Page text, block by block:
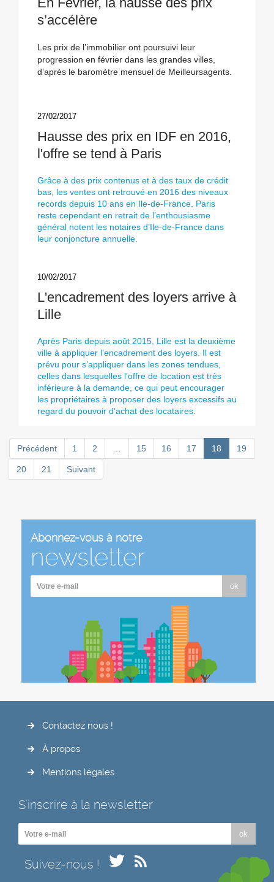
s’accélère
Les prix de l’immobilier ont poursuivi leur
progression en février dans les grandes villes,
d’après le baromètre mensuel de Meilleursagents.
27/02/2017
Hausse des prix en IDF en 2016,
l'offre se tend à Paris
Grâce à des prix contenus et à des taux de crédit
bas, les ventes ont retrouvé en 2016 des niveaux
records depuis 10 ans en Ile-de-France. Paris
reste cependant en retrait de l’enthousiasme
général notent les notaires d’Ile-de-France dans
leur conjoncture annuelle.
10/02/2017
L'encadrement des loyers arrive à
Lille
Après Paris depuis août 2015, Lille est la deuxième
ville à appliquer l’encadrement des loyers. Il est
prévu pour s’appliquer dans les zones tendues,
celles dans lesquelles l’offre de location est très
inférieure à la demande, ce qui peut encourager
les propriétaires à proposer des loyers excessifs au
regard du pouvoir d’achat des locataires.
Précédent 1 2 … 15 16 17 18 19
20 21 Suivant
Abonnez-vous à notre
newsletter
ok
Contactez nous !
À propos
Mentions légales
S'inscrire à la newsletter
ok
Suivez-nous !